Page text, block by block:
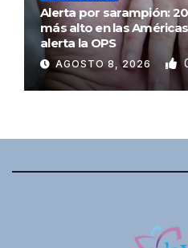
Alerta por sarampión:
más alto en las
alerta la OPS
AGOSTO 8, 2026